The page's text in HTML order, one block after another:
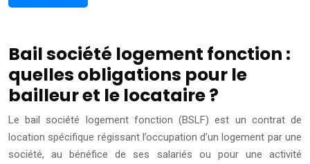
Bail société logement fonction :
quelles obligations pour le
bailleur et le locataire ?
Le bail société logement fonction (BSLF) est un contrat de
location spécifique régissant l’occupation d’un logement par une
société, au bénéfice de ses salariés ou pour une activité